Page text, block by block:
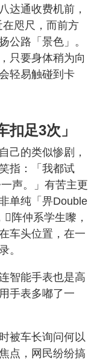
达通收费机前，
咫尺，而前方
公路「景色」。
只要身体稍为向
轻易触碰到卡
足3次」
己的类似惨剧，
指：「我都试
声。」有苦主更
单纯「畀Double
阵仲系学生嚟，
车头位置，在一
。
智能手表也是高
手表多嘟了一
被车长询问何以
点，网民纷纷搞